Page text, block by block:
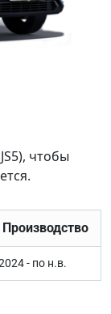
чтобы
Производство
- по н.в.